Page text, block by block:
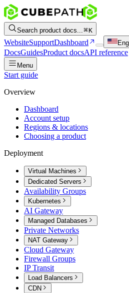
Search product docs... K
WebsiteSupportDashboard
DocsGuidesProduct docsAPI reference
Menu
Start guide
Overview
Dashboard
Account setup
Regions & locations
Choosing a product
Deployment
Virtual Machines
Dedicated Servers
Availability Groups
Kubernetes
AI Gateway
Managed Databases
Private Networks
NAT Gateway
Cloud Gateway
Firewall Groups
IP Transit
Load Balancers
CDN